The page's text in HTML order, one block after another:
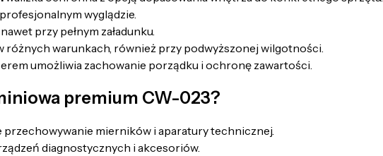
wyglądzie.
przy pełnym załadunku.
różnych warunkach, również przy podwyższonej wilgotności.
umożliwia zachowanie porządku i ochronę zawartości.
premium CW-023?
przechowywanie mierników i aparatury technicznej.
diagnostycznych i akcesoriów.